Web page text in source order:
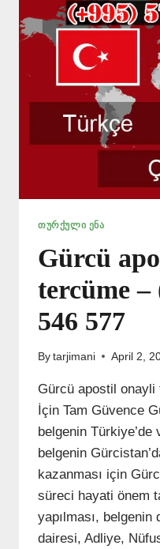
577
546
ᲗᲣᲠᲥᲣᲚᲘ ᲔᲜᲐ
Gürcü
tercüme –
546 577
By tarjimani April 2,
Gürcü apostil
İçin Tam Güvence
belgenin Türkiye’de
belgenin
kazanması için
süreci hayati önem
yapılması, belgenin
dairesi, Adliye,